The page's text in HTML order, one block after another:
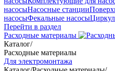
насосыНасосные станции
насосыФекальные насосы
Перейти в раздел
Расходные материалы
Каталог/
Расходные материалы
Для электромонтажа